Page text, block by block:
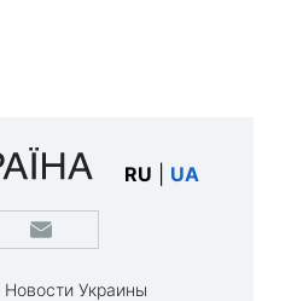
RU UA
Новости Украины